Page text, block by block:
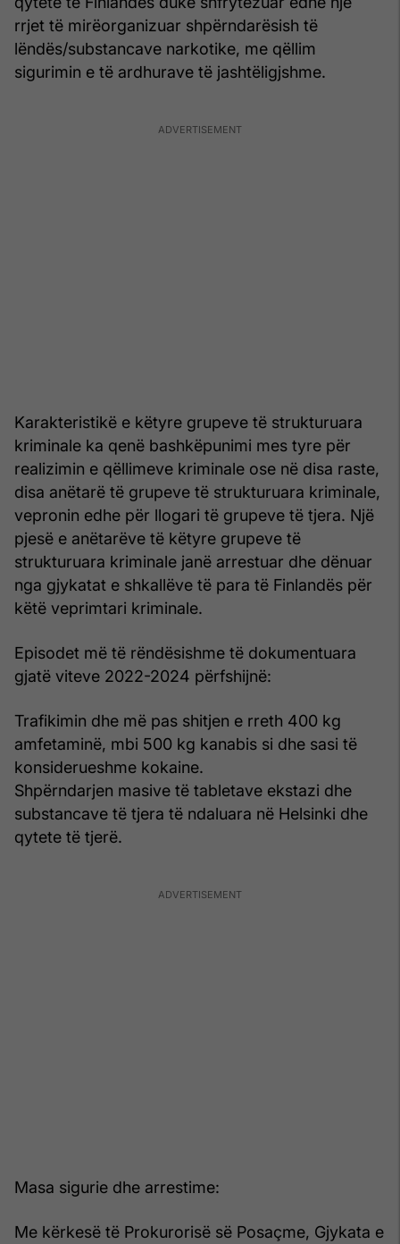
rrjet të mirëorganizuar shpërndarësish të
lëndës/substancave narkotike, me qëllim
sigurimin e të ardhurave të jashtëligjshme.
Karakteristikë e këtyre grupeve të strukturuara
kriminale ka qenë bashkëpunimi mes tyre për
realizimin e qëllimeve kriminale ose në disa raste,
disa anëtarë të grupeve të strukturuara kriminale,
vepronin edhe për llogari të grupeve të tjera. Një
pjesë e anëtarëve të këtyre grupeve të
strukturuara kriminale janë arrestuar dhe dënuar
nga gjykatat e shkallëve të para të Finlandës për
këtë veprimtari kriminale.
Episodet më të rëndësishme të dokumentuara
gjatë viteve 2022-2024 përfshijnë:
Trafikimin dhe më pas shitjen e rreth 400 kg
amfetaminë, mbi 500 kg kanabis si dhe sasi të
konsiderueshme kokaine.
Shpërndarjen masive të tabletave ekstazi dhe
substancave të tjera të ndaluara në Helsinki dhe
qytete të tjerë.
Masa sigurie dhe arrestime:
Me kërkesë të Prokurorisë së Posaçme, Gjykata e